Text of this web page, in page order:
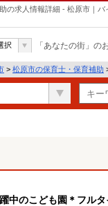
の求人情報詳細 - 松原市｜バ
択 「あなたの街」の
> 松原市の保育士・保育補助
中のこども園＊フルタ